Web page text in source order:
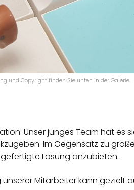
und Copyright finden Sie unten in der Galerie.
Unser junges Team hat
Im Gegensatz zu
Lösung anzubieten.
Mitarbeiter kann gezielt